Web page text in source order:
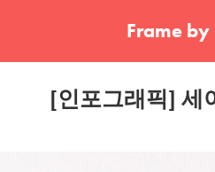
Frame by
[인포그래픽] 세